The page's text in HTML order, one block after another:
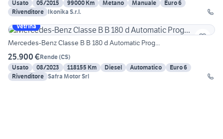
Usato
05/2015 99000 Km Metano Manuale
Euro 6
Rivenditore Ikonika S.r.l.
Vetrina
Mercedes-Benz Classe B B 180 d Automatic Prog...
25.900 €Rende(CS)
Usato
08/2023 118155 Km Diesel Automatico
Euro 6
Rivenditore Safra Motor Srl